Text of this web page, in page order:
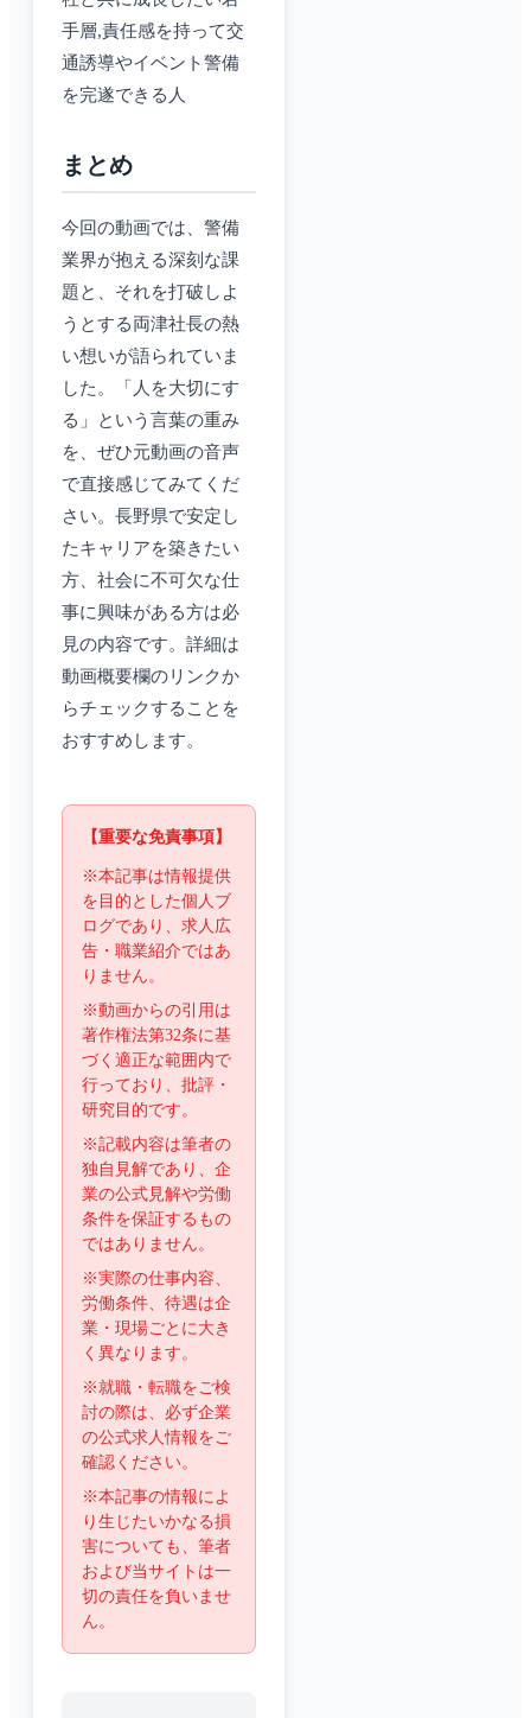
手層,責任感を持って交
通誘導やイベント警備
を完遂できる人
まとめ
今回の動画では、警備
業界が抱える深刻な課
題と、それを打破しよ
うとする両津社長の熱
い想いが語られていま
した。「人を大切にす
る」という言葉の重み
を、ぜひ元動画の音声
で直接感じてみてくだ
さい。長野県で安定し
たキャリアを築きたい
方、社会に不可欠な仕
事に興味がある方は必
見の内容です。詳細は
動画概要欄のリンクか
らチェックすることを
おすすめします。
【重要な免責事項】
※本記事は情報提供
を目的とした個人ブ
ログであり、求人広
告・職業紹介ではあ
りません。
※動画からの引用は
著作権法第32条に基
づく適正な範囲内で
行っており、批評・
研究目的です。
※記載内容は筆者の
独自見解であり、企
業の公式見解や労働
条件を保証するもの
ではありません。
※実際の仕事内容、
労働条件、待遇は企
業・現場ごとに大き
く異なります。
※就職・転職をご検
討の際は、必ず企業
の公式求人情報をご
確認ください。
※本記事の情報によ
り生じたいかなる損
害についても、筆者
および当サイトは一
切の責任を負いませ
ん。